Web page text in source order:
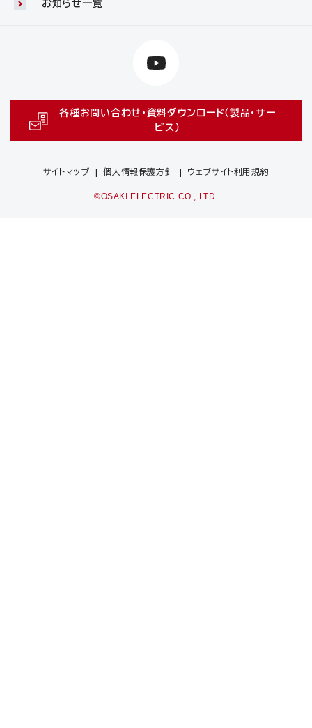
お知らせ一覧
各種お問い合わせ・資料ダウンロード（製品・サー
ビス）
サイトマップ 個人情報保護方針 ウェブサイト利用規約
©OSAKI ELECTRIC CO., LTD.